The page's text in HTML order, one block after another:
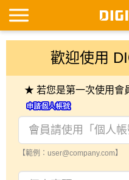
歡迎使用
★ 若您是第一次使用會
【範例：user@company.com】